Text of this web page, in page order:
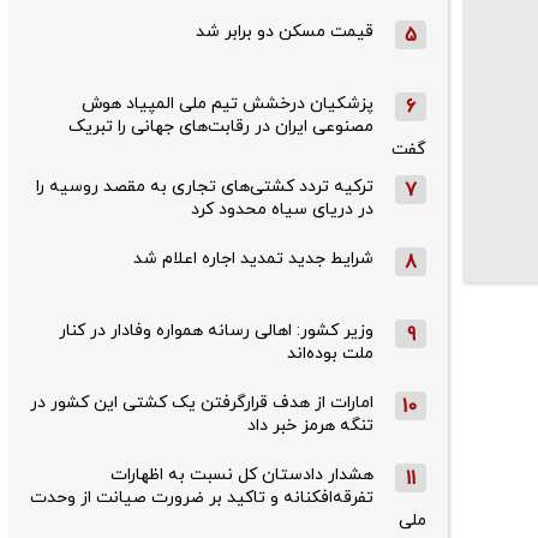
5 قیمت مسکن دو برابر شد
6
پزشکیان درخشش تیم ملی المپیاد هوش
مصنوعی ایران در رقابت‌های جهانی را تبریک
گفت
7
ترکیه تردد کشتی‌های تجاری به مقصد روسیه را
در دریای سیاه محدود کرد
8 شرایط جدید تمدید اجاره اعلام شد
9
وزیر کشور: اهالی رسانه همواره وفادار در کنار
ملت بوده‌اند
10
امارات از هدف قرارگرفتن یک کشتی این کشور در
تنگه هرمز خبر داد
11
هشدار دادستان کل نسبت به اظهارات
تفرقه‌افکنانه و تاکید بر ضرورت صیانت از وحدت
ملی